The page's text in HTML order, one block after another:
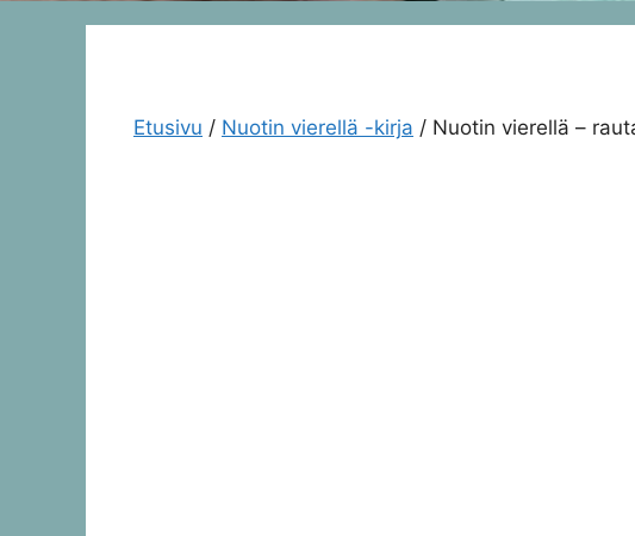
Etusivu / Nuotin vierellä -kirja / Nuotin vierellä –